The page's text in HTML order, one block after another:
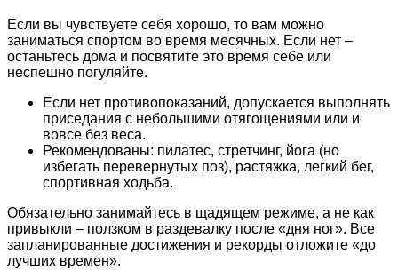
Если вы чувствуете себя хорошо, то вам можно
заниматься спортом во время месячных. Если нет –
останьтесь дома и посвятите это время себе или
неспешно погуляйте.
Если нет противопоказаний, допускается выполнять
приседания с небольшими отягощениями или и
вовсе без веса.
Рекомендованы: пилатес, стретчинг, йога (но
избегать перевернутых поз), растяжка, легкий бег,
спортивная ходьба.
Обязательно занимайтесь в щадящем режиме, а не как
привыкли – ползком в раздевалку после «дня ног». Все
запланированные достижения и рекорды отложите «до
лучших времен».